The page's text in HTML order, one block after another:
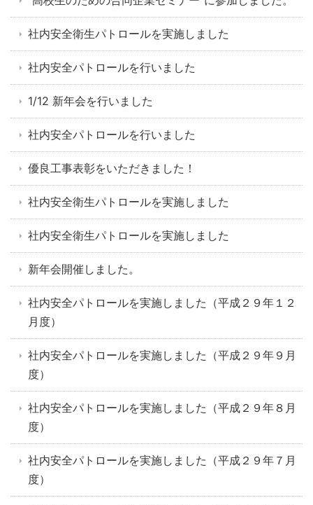
社内安全衛生パトロールを実施しました
社内安全パトロールを行いました
1/12 新年会を行いました
社内安全パトロールを行いました
優良工事表彰をいただきました！
社内安全衛生パトロールを実施しました
社内安全衛生パトロールを実施しました
新年会開催しました。
社内安全パトロールを実施しました（平成２９年１２
月度）
社内安全パトロールを実施しました（平成２９年９月
度）
社内安全パトロールを実施しました（平成２９年８月
度）
社内安全パトロールを実施しました（平成２９年７月
度）